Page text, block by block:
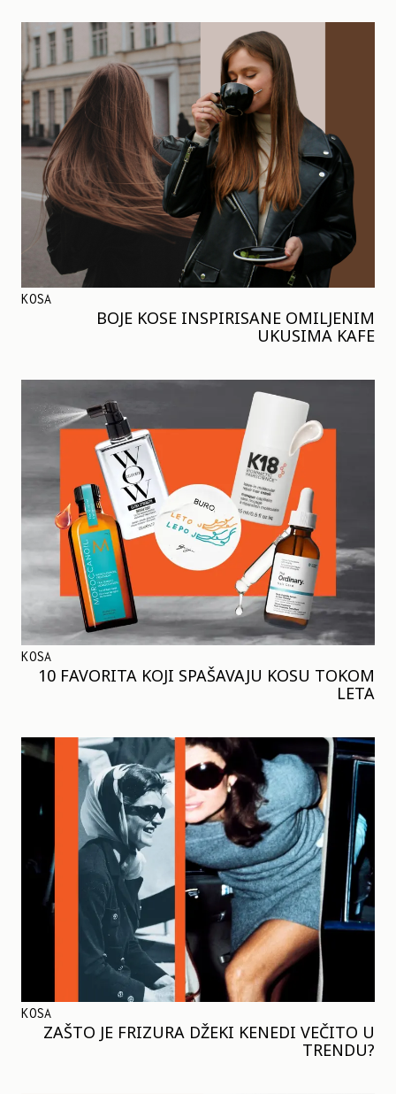
KOSA
BOJE KOSE INSPIRISANE OMILJENIM
UKUSIMA KAFE
KOSA
10 FAVORITA KOJI SPAŠAVAJU KOSU TOKOM
LETA
KOSA
ZAŠTO JE FRIZURA DŽEKI KENEDI VEČITO U
TRENDU?